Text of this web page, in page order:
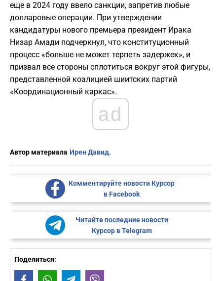
еще в 2024 году ввело санкции, запретив любые
долларовые операции. При утверждении
кандидатуры нового премьера президент Ирака
Низар Амади подчеркнул, что конституционный
процесс «больше не может терпеть задержек», и
призвал все стороны сплотиться вокруг этой фигуры,
представленной коалицией шиитских партий
«Координационный каркас».
ad
Автор материала Ирен Давид.
Комментируйте новости Курсор
в Facebook
Читайте последние новости
Курсор в Telegram
Поделиться: